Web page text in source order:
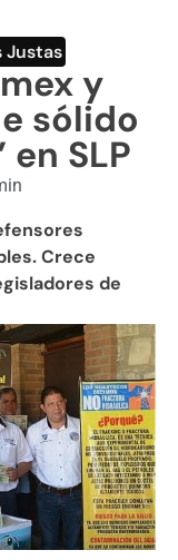
Justas
y
sólido
SLP
Crece
de